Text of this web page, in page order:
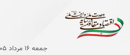
Open
جمعه 16 مرداد 1405